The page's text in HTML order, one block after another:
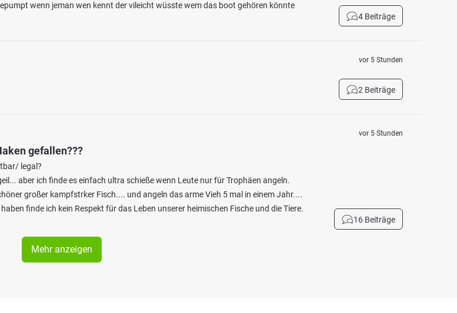
wenn jeman wen kennt der vileicht wüsste wem das boot gehören könnte
4 Beiträge
vor 5 Stunden
2 Beiträge
gefallen???
legal?
aber ich finde es einfach ultra schieße wenn Leute nur für Trophäen angeln.
großer kampfstrker Fisch.... und angeln das arme Vieh 5 mal in einem Jahr....
finde ich kein Respekt für das Leben unserer heimischen Fische und die Tiere.
vor 5 Stunden
16 Beiträge
Mehr anzeigen